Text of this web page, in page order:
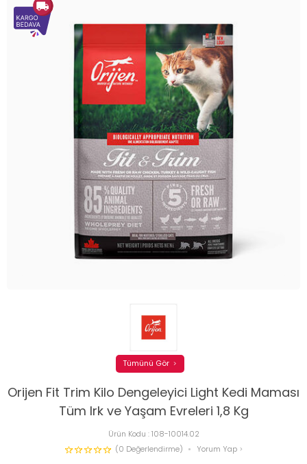
Orijen Fit Trim Kilo Dengeleyici Light Kedi Maması
Tüm Irk ve Yaşam Evreleri 1,8 Kg
Ürün Kodu :108-10014.02
(0 Değerlendirme)
Yorum Yap
Tümünü Gör